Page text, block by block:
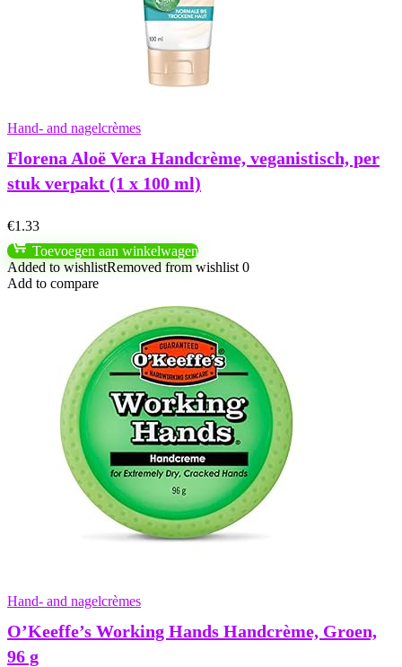
Hand- and nagelcrèmes
Florena Aloë Vera Handcrème, veganistisch, per
stuk verpakt (1 x 100 ml)
€1.33
Toevoegen aan winkelwagen
Added to wishlistRemoved from wishlist 0
Add to compare
Hand- and nagelcrèmes
O’Keeffe’s Working Hands Handcrème, Groen,
96 g